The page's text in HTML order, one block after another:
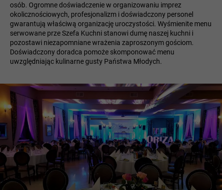
osób. Ogromne doświadczenie w organizowaniu imprez
okolicznościowych, profesjonalizm i doświadczony personel
gwarantują właściwą organizację uroczystości. Wyśmienite menu
serwowane prze Szefa Kuchni stanowi dumę naszej kuchni i
pozostawi niezapomniane wrażenia zaproszonym gościom.
Doświadczony doradca pomoże skomponować menu
uwzględniając kulinarne gusty Państwa Młodych.